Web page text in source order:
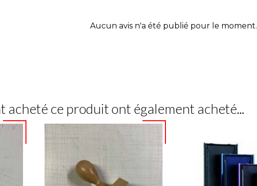
Aucun avis n'a été publié pour le moment.
acheté ce produit ont également acheté...